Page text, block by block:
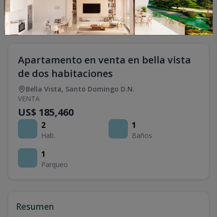
Apartamento en venta en bella vista
de dos habitaciones
Bella Vista, Santo Domingo D.N.
VENTA
US$ 185,460
2
Hab.
1
Baños
1
Parqueo
Resumen